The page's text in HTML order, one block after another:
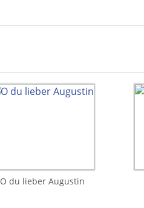
O du lieber Augustin